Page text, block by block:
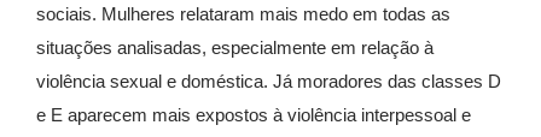
sociais. Mulheres relataram mais medo em todas as
situações analisadas, especialmente em relação à
violência sexual e doméstica. Já moradores das classes D
e E aparecem mais expostos à violência interpessoal e